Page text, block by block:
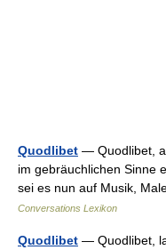
Quodlibet — Quodlibet,
im gebräuchlichen Sinne
sei es nun auf Musik,
Conversations Lexikon
Quodlibet — Quodlibet,